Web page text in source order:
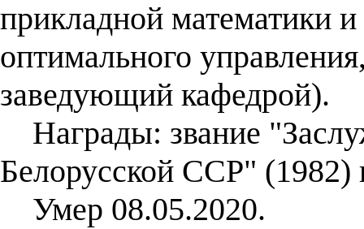
прикладной математики
оптимального
заведующий кафедрой).
Награды: звание
Белорусской ССР" (1982)
Умер 08.05.2020.